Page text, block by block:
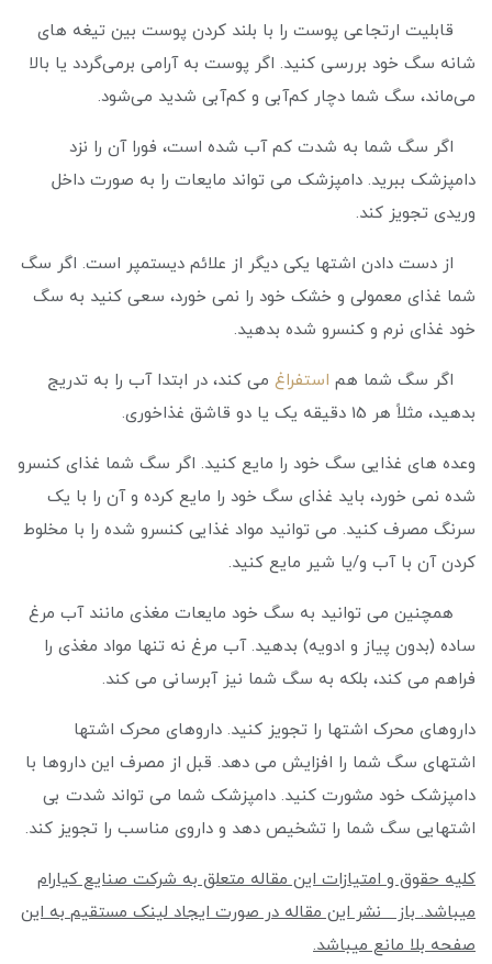
قابلیت ارتجاعی پوست را با بلند کردن پوست بین تیغه های
شانه سگ خود بررسی کنید. اگر پوست به آرامی برمی‌گردد یا بالا
می‌ماند، سگ شما دچار کم‌آبی و کم‌آبی شدید می‌شود.
اگر سگ شما به شدت کم آب شده است، فورا آن را نزد
دامپزشک ببرید. دامپزشک می تواند مایعات را به صورت داخل
وریدی تجویز کند.
از دست دادن اشتها یکی دیگر از علائم دیستمپر است. اگر سگ
شما غذای معمولی و خشک خود را نمی خورد، سعی کنید به سگ
خود غذای نرم و کنسرو شده بدهید.
اگر سگ شما هم استفراغ می کند، در ابتدا آب را به تدریج
بدهید، مثلاً هر 15 دقیقه یک یا دو قاشق غذاخوری.
وعده های غذایی سگ خود را مایع کنید. اگر سگ شما غذای کنسرو
شده نمی خورد، باید غذای سگ خود را مایع کرده و آن را با یک
سرنگ مصرف کنید. می توانید مواد غذایی کنسرو شده را با مخلوط
کردن آن با آب و/یا شیر مایع کنید.
همچنین می توانید به سگ خود مایعات مغذی مانند آب مرغ
ساده (بدون پیاز و ادویه) بدهید. آب مرغ نه تنها مواد مغذی را
فراهم می کند، بلکه به سگ شما نیز آبرسانی می کند.
داروهای محرک اشتها را تجویز کنید. داروهای محرک اشتها
اشتهای سگ شما را افزایش می دهد. قبل از مصرف این داروها با
دامپزشک خود مشورت کنید. دامپزشک شما می تواند شدت بی
اشتهایی سگ شما را تشخیص دهد و داروی مناسب را تجویز کند.
کلیه حقوق و امتیازات این مقاله متعلق به شرکت صنایع کیارام
میباشد. باز نشر این مقاله در صورت ایجاد لینک مستقیم به این
صفحه بلا مانع میباشد.